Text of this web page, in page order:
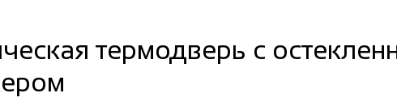
термодверь с